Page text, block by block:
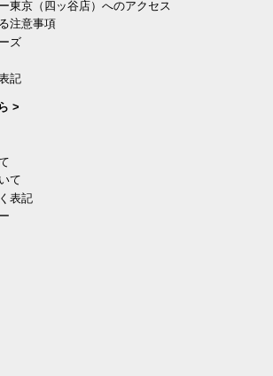
東京（四ッ谷店）へのアクセス
注意事項
ズ
記
>
て
表記